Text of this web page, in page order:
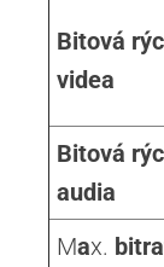
Bitová
videa
Bitová
audia
Max.